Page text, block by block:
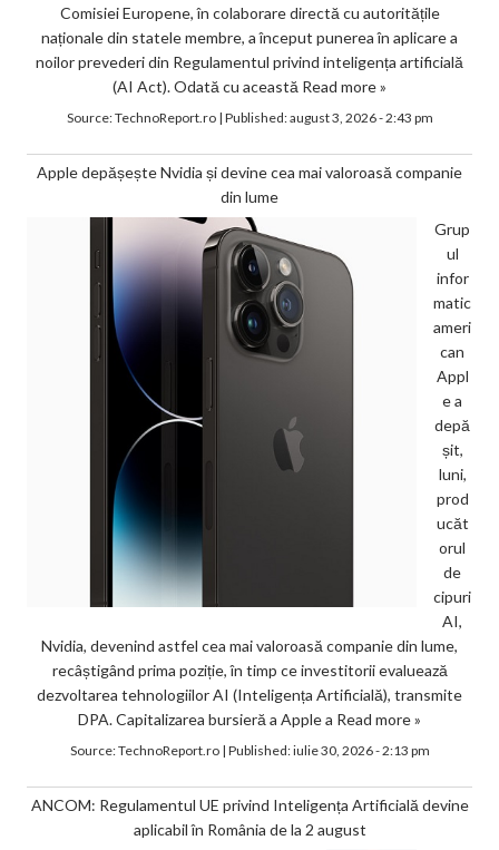
Comisiei Europene, în colaborare directă cu autoritățile
naționale din statele membre, a început punerea în aplicare a
noilor prevederi din Regulamentul privind inteligența artificială
(AI Act). Odată cu această Read more »
Source:TechnoReport.ro| Published:august 3, 2026 - 2:43 pm
Apple depășește Nvidia și devine cea mai valoroasă companie
din lume
Grup
ul
infor
matic
ameri
can
Appl
e a
depă
șit,
luni,
prod
ucăt
orul
de
cipuri
AI,
Nvidia, devenind astfel cea mai valoroasă companie din lume,
recâștigând prima poziție, în timp ce investitorii evaluează
dezvoltarea tehnologiilor AI (Inteligența Artificială), transmite
DPA. Capitalizarea bursieră a Apple a Read more »
Source:TechnoReport.ro| Published:iulie 30, 2026 - 2:13 pm
ANCOM: Regulamentul UE privind Inteligența Artificială devine
aplicabil în România de la 2 august